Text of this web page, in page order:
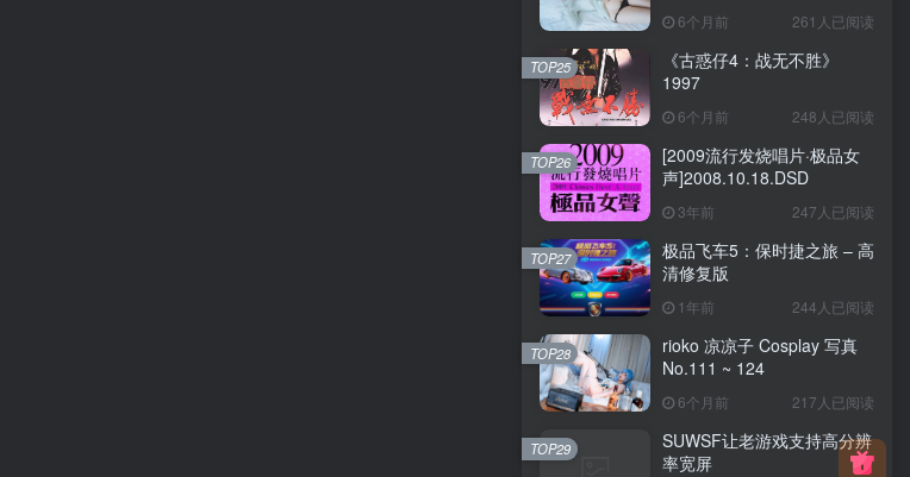
6个月前 261人已阅读
《古惑仔4：战无不胜》
1997
6个月前 248人已阅读
TOP25
[2009流行发烧唱片·极品女
声]2008.10.18.DSD
3年前 247人已阅读
TOP26
极品飞车5：保时捷之旅 – 高
清修复版
1年前 244人已阅读
TOP27
rioko 凉凉子 Cosplay 写真
No.111 ~ 124
6个月前 217人已阅读
TOP28
SUWSF让老游戏支持高分辨
率宽屏
TOP29